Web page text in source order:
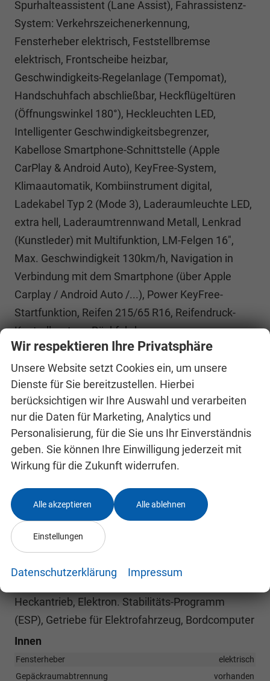
Spurhalteassistent (Lane Assist), Fahrassistenz-
System: Verkehrszeichenerkennung,
Fensterheber elektrisch, Feststellbremse
elektrisch, Frontscheibe heizbar,
Geschwindigkeits-Regelanlage (Tempomat),
Handschuhfach abschließbar, Heckflügeltüren
(Öffnungswinkel 180°), Heckleuchten LED,
Intelligenter Geschwindigkeitsbegrenzer,
Kabellose Smartphone-Schnittstelle (Apple
CarPlay & Android Auto), KeyFree-System,
Klimaautomatik, Kombiinstrument digital,
Ladekabel Typ 2 (Mode 3), Laderaumleuchte LED,
extra hell, Laderaumtrennwand Metall, Lenkrad
(Kunstleder) mit Multifunktion, LM-Felgen 16",
Max. Geschwindigkeit 130km/h, Navigation in
Verbindung mit dem Smartphone (über Apple
Carplay / Android Auto /...), Power KeyFree-
Startfunktion, Reifen 215/65 R16, Reifendruck-
Kontrollsystem, Rückfahrkamera,
Sprachsteuerung, Traktionskontrolle, USB-
Schnittstelle, Verkleidung im Lade-/FG-Raum
durchgehend, Verkleidung im Lade-/FG-Raum:
hoch, Verzurrösen (6), Wärmepumpe,
Zentralverriegelung mit Fernbedienung, Sitz-Paket
46: Fahrersitz (4-fach verstellbar) -
Beifahrerdoppelsitz, Sitzheizung, Stoff (Sitze im
Fahrerhaus: Fahrersitz mit Lendenwirbelstütze /
Armlehne Fahrersitz / Sitze im Fahrerhaus:
Fahrer- und Beifahrersitz heizbar), Scheinwerfer
LED (Tagfahrlicht LED), Elektromotor 160 kW,
Karosserie/Aufbau: Kasten Standard, Radstand
3500 mm, Schiebetür Lade-/Fahrgastraum rechts,
Heckantrieb, Elektron. Stabilitäts-Programm
(ESP), Getriebe für Elektrofahrzeug, Bordcomputer
Innen
Fensterheber
elektrisch
Gepäckraumabtrennung
vorhanden
Wir respektieren Ihre Privatsphäre
Unsere Website setzt Cookies ein, um unsere
Dienste für Sie bereitzustellen. Hierbei
berücksichtigen wir Ihre Auswahl und verarbeiten
nur die Daten für Marketing, Analytics und
Personalisierung, für die Sie uns Ihr Einverständnis
geben. Sie können Ihre Einwilligung jederzeit mit
Wirkung für die Zukunft widerrufen.
Alle akzeptieren Alle ablehnen
Einstellungen
Datenschutzerklärung Impressum